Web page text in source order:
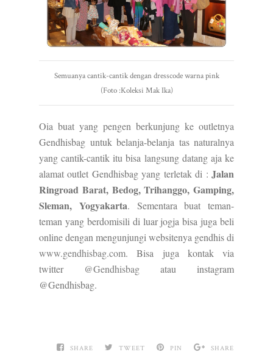
Semuanya cantik-cantik dengan dresscode warna pink
(Foto :Koleksi Mak Ika)
Oia buat yang pengen berkunjung ke outletnya
Gendhisbag untuk belanja-belanja tas naturalnya
yang cantik-cantik itu bisa langsung datang aja ke
alamat outlet Gendhisbag yang terletak di : Jalan
Ringroad Barat, Bedog, Trihanggo, Gamping,
Sleman, Yogyakarta. Sementara buat teman-
teman yang berdomisili di luar jogja bisa juga beli
online dengan mengunjungi websitenya gendhis di
www.gendhisbag.com. Bisa juga kontak via
twitter @Gendhisbag atau instagram
@Gendhisbag.
SHARE TWEET PIN SHARE